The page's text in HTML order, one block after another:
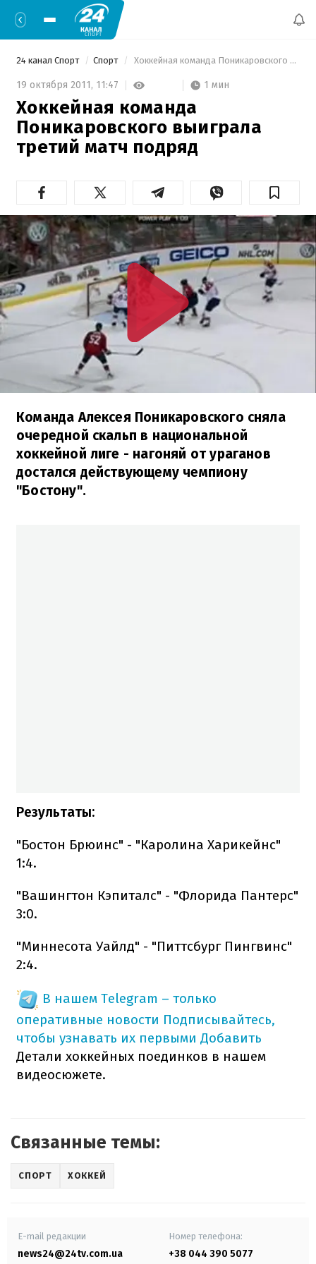
24 канал Спорт Спорт Хоккейная команда Поникаровского выиграла третий матч подряд
19 октября 2011, 11:47 1 мин
Хоккейная команда
Поникаровского выиграла
третий матч подряд
Команда Алексея Поникаровского сняла
очередной скальп в национальной
хоккейной лиге - нагоняй от ураганов
достался действующему чемпиону
"Бостону".
Результаты:
"Бостон Брюинс" - "Каролина Харикейнс"
1:4.
"Вашингтон Кэпиталс" - "Флорида Пантерс"
3:0.
"Миннесота Уайлд" - "Питтсбург Пингвинс"
2:4.
В нашем Telegram – только
оперативные новости Подписывайтесь,
чтобы узнавать их первыми Добавить
Детали хоккейных поединков в нашем
видеосюжете.
Связанные темы:
СПОРТ ХОККЕЙ
E-mail редакции
news24@24tv.com.ua
Номер телефона:
+38 044 390 5077